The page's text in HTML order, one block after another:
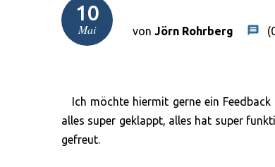
10
Mai von Jörn Rohrberg
Ich möchte hiermit gerne ein
alles super geklappt, alles hat super
gefreut.